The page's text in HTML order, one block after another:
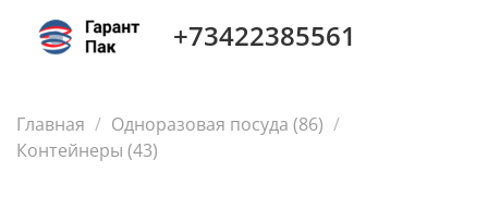
+73422385561
Главная
Одноразовая посуда (86)
Контейнеры (43)